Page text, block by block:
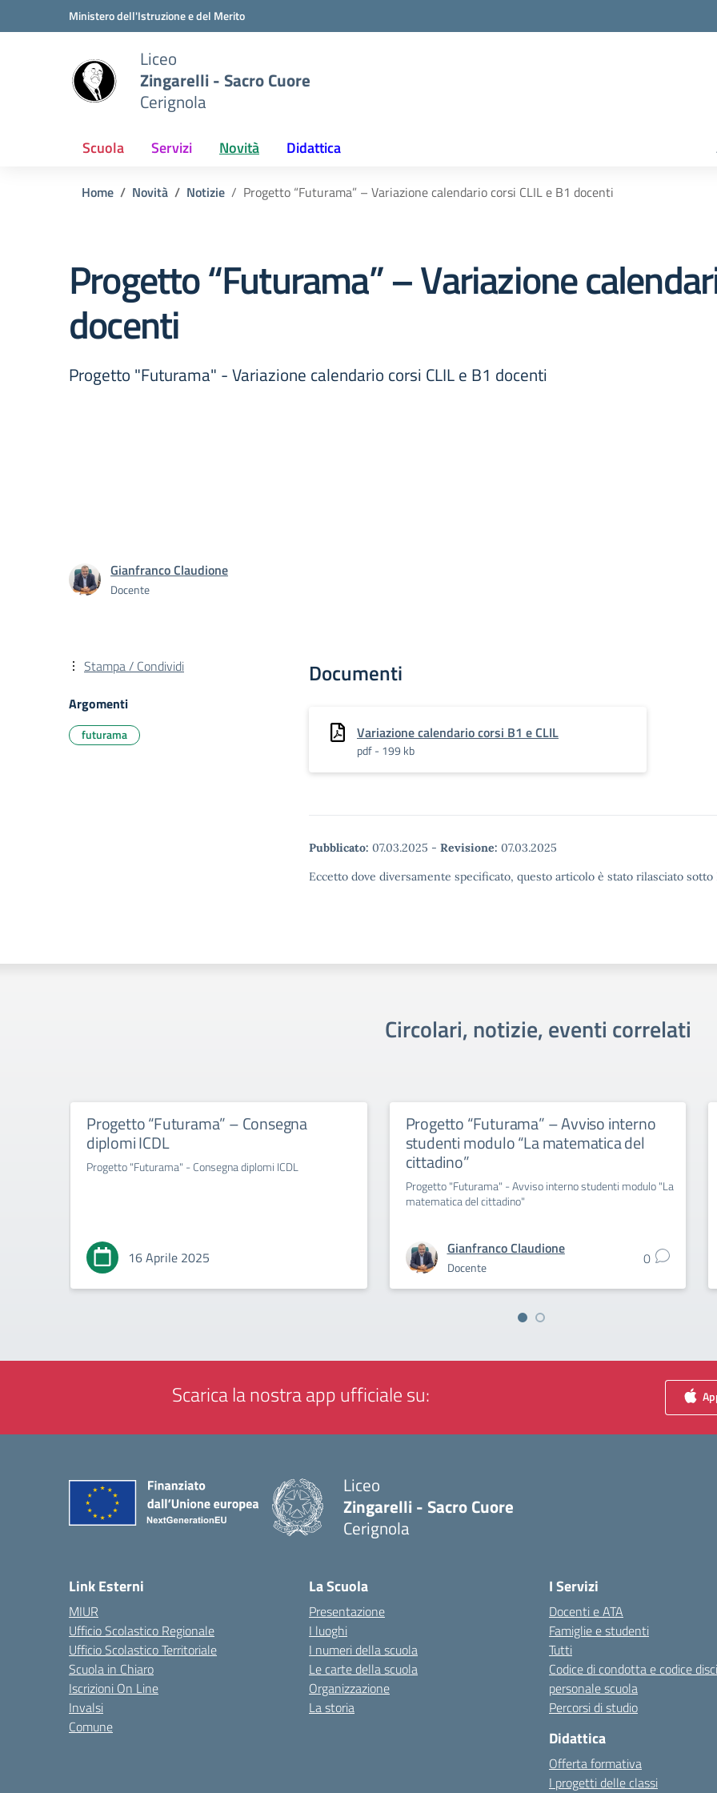
Vai ai contenuti
Vai al menu di navigazioneMinistero dell'Istruzione e del Merito
Liceo
Zingarelli - Sacro Cuore
Cerignola
Scuola Servizi Novità Didattica
Home Novità Notizie Progetto “Futurama” – Variazione calendario corsi CLIL e B1 docenti
Progetto “Futurama” – Variazione
docenti
Progetto "Futurama" - Variazione calendario corsi CLIL e B1 docenti
Gianfranco Claudione
Docente
Documenti
Variazione calendario corsi B1 e CLIL
pdf - 199 kb
Pubblicato: 07.03.2025 - Revisione: 07.03.2025
Eccetto dove diversamente specificato, questo articolo è stato rilasciato
Stampa / Condividi
Argomenti
futurama
Circolari, notizie, eventi correlati
Progetto “Futurama” – Consegna
diplomi ICDL
Progetto "Futurama" - Consegna diplomi ICDL
16 Aprile 2025
Progetto “Futurama” – Avviso interno
studenti modulo “La matematica del
cittadino”
Progetto "Futurama" - Avviso interno studenti modulo "La
matematica del cittadino"
Gianfranco Claudione
Docente 0
Scarica la nostra app ufficiale su:
Liceo
Zingarelli - Sacro Cuore
Cerignola
Link Esterni
MIUR
Ufficio Scolastico Regionale
Ufficio Scolastico Territoriale
Scuola in Chiaro
Iscrizioni On Line
Invalsi
Comune
La Scuola
Presentazione
I luoghi
I numeri della scuola
Le carte della scuola
Organizzazione
La storia
I Servizi
Docenti e ATA
Famiglie e studenti
Tutti
Codice di condotta e codice
personale scuola
Percorsi di studio
Didattica
Offerta formativa
I progetti delle classi